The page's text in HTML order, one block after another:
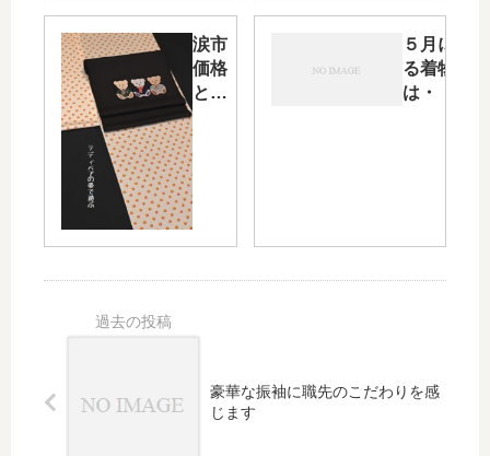
「子
年の
干支
柄」
ネー
ト・
信州
上田
涙市
価格
とな
小紋
ディ
の染
帯で
５月に着
る着物と
は・・・
豪華な振袖に職先のこだわりを感
じます